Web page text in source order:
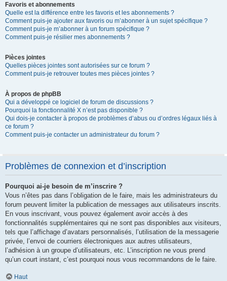
Favoris et abonnements
Quelle est la différence entre les favoris et les abonnements ?
Comment puis-je ajouter aux favoris ou m’abonner à un sujet spécifique ?
Comment puis-je m’abonner à un forum spécifique ?
Comment puis-je résilier mes abonnements ?
Pièces jointes
Quelles pièces jointes sont autorisées sur ce forum ?
Comment puis-je retrouver toutes mes pièces jointes ?
À propos de phpBB
Qui a développé ce logiciel de forum de discussions ?
Pourquoi la fonctionnalité X n’est pas disponible ?
Qui dois-je contacter à propos de problèmes d’abus ou d’ordres légaux liés à
ce forum ?
Comment puis-je contacter un administrateur du forum ?
Problèmes de connexion et d’inscription
Pourquoi ai-je besoin de m’inscrire ?
Vous n’êtes pas dans l’obligation de le faire, mais les administrateurs du
forum peuvent limiter la publication de messages aux utilisateurs inscrits.
En vous inscrivant, vous pouvez également avoir accès à des
fonctionnalités supplémentaires qui ne sont pas disponibles aux visiteurs,
tels que l’affichage d’avatars personnalisés, l’utilisation de la messagerie
privée, l’envoi de courriers électroniques aux autres utilisateurs,
l’adhésion à un groupe d’utilisateurs, etc. L’inscription ne vous prend
qu’un court instant, c’est pourquoi nous vous recommandons de le faire.
Haut